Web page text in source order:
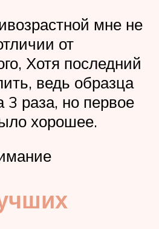
мне не
от
Хотя последний
ведь образца
3 раза, но первое
хорошее.